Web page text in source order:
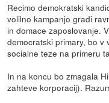
Recimo demokratski
volilno kampanjo gradi
in domace zaposlovanje.
democratski primary, bo v
socialne teze na primeru
In na koncu bo zmagala
zahteve korporacij).